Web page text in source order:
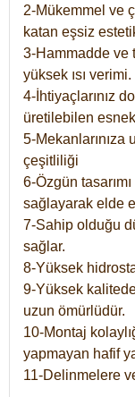
2-Mükemmel ve
katan eşsiz
3-Hammadde ve
yüksek ısı verimi.
4-İhtiyaçlarınız
üretilebilen
5-
çeşitliliği
6-Özgün
sağlayarak elde
7-Sahip olduğu
sağlar.
8-Yüksek
9-Yüksek
uzun ömürlüdür.
10-Montaj
yapmayan hafif
11-Delinmelere